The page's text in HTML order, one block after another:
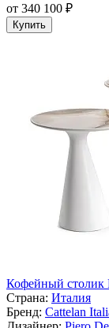
от 340 100 ₽
Купить
Кофейный столик
Страна: Италия
Бренд: Cattelan